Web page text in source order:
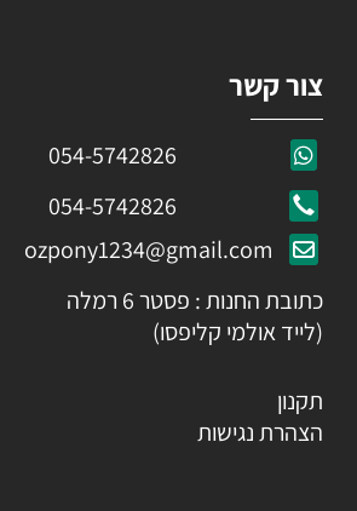
צור קשר
054-5742826
054-5742826
ozpony1234@gmail.com
כתובת החנות : פסטר 6 רמלה
(לייד אולמי קליפסו)
תקנון
הצהרת נגישות